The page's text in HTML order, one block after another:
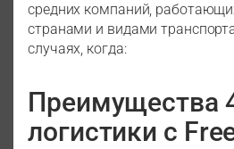
средних компаний,
странами и видами
случаях, когда:
Преимущества
логистики с